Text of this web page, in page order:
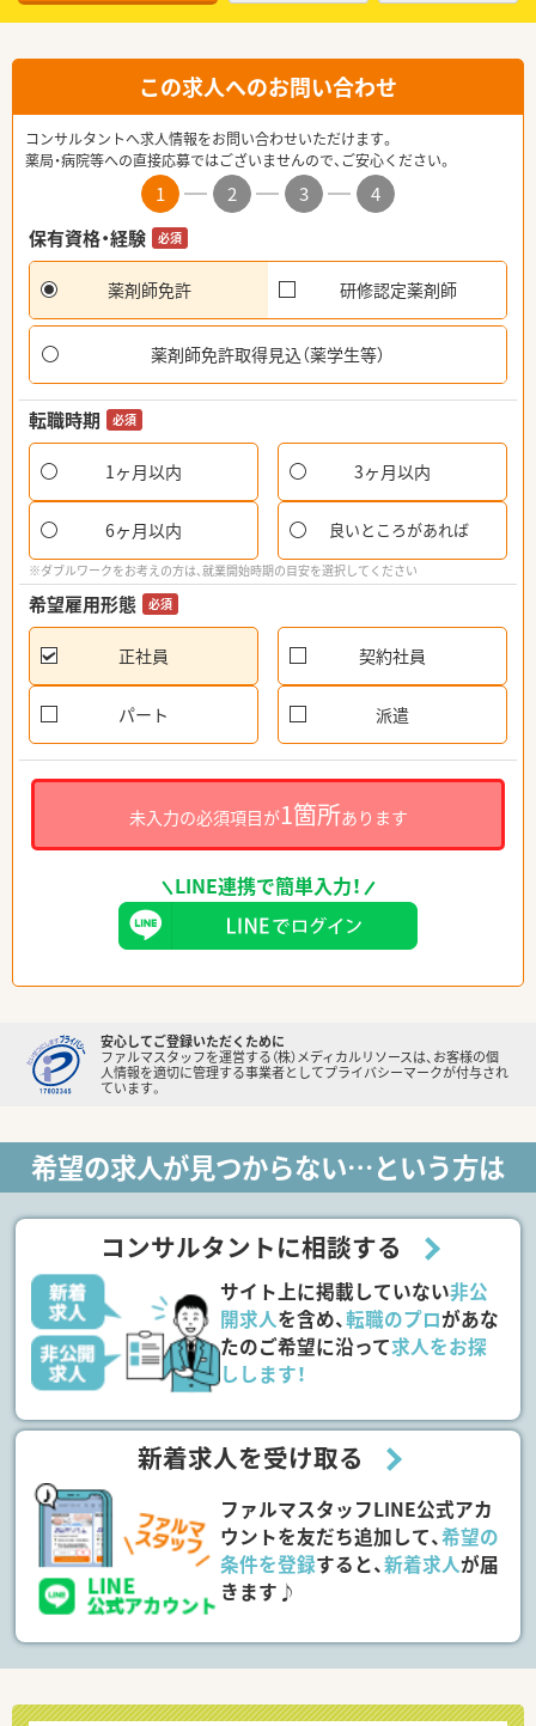
この求人へのお問い合わせ
コンサルタントへ求人情報をお問い合わせいただけます。
薬局・病院等への直接応募ではございませんので、ご安心ください。
1 2 3
4
保有資格・経験
必須
薬剤師免許 研修認定薬剤師
薬剤師免許取得見込（薬学生等）
転職時期 必須
1ヶ月以内 3ヶ月以内
6ヶ月以内 良いところがあれば
※ダブルワークをお考えの方は、就業開始時期の目安を選択してください
希望雇用形態 必須
正社員 契約社員
パート 派遣
未入力の必須項目が1箇所あります
LINE連携で簡単入力！
安心してご登録いただくために
ファルマスタッフを運営する（株）メディカルリソースは、お客様の個
人情報を適切に管理する事業者としてプライバシーマークが付与され
ています。
希望の求人が見つからない…という方は
コンサルタントに相談する
サイト上に掲載していない非公
開求人を含め、転職のプロがあな
たのご希望に沿って求人をお探
しします！
新着求人を受け取る
ファルマスタッフLINE公式アカ
ウントを友だち追加して、希望の
条件を登録すると、新着求人が届
きます♪